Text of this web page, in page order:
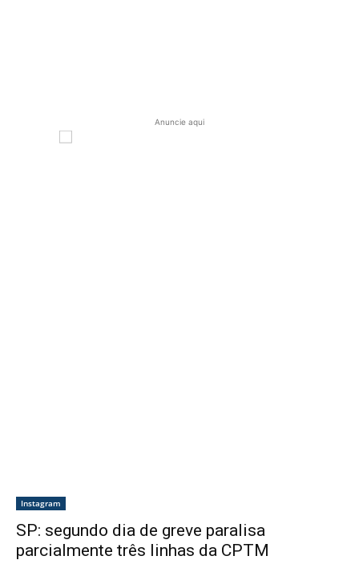
Anuncie aqui
Instagram
SP: segundo dia de greve paralisa
parcialmente três linhas da CPTM